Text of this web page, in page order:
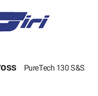
PureTech 130 S&S